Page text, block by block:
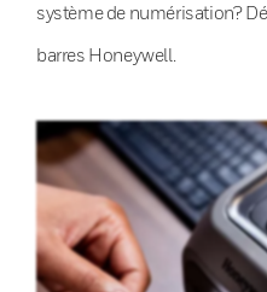
système de numérisation?
barres Honeywell.